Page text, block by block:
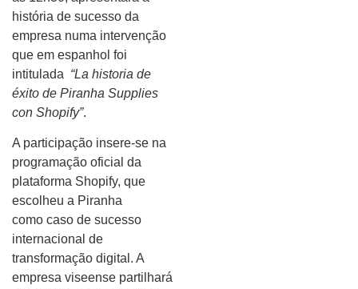
história de sucesso da
empresa numa intervenção
que em espanhol foi
intitulada “La historia de
éxito de Piranha Supplies
con Shopify”.
A participação insere-se na
programação oficial da
plataforma Shopify, que
escolheu a Piranha
como caso de sucesso
internacional de
transformação digital. A
empresa viseense partilhará